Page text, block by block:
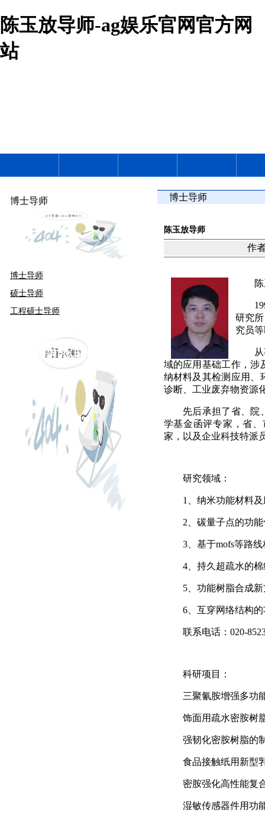
陈玉放导师-ag娱乐官网官方网
站
博士导师
博士导师
硕士导师
工程硕士导师
博士导师
陈玉放导师
作
研究
究员
域的应用基础工作，涉
纳材料及其检测应用、
诊断、工业废弃物资源
先后承担了省、院
学基金函评专家，省
家，以及企业科技特派
研究领域：
1 、纳米功能材料
2 、碳量子点的功
3、基于mofs等路线
4、持久超疏水的
5、功能树脂合成
6、互穿网络结构
联系电话： 020-
科研项目：
三聚氰胺增强多功
饰面用疏水密胺树
强韧化密胺树脂的
食品接触纸用新型
密胺强化高性能复
湿敏传感器件用功